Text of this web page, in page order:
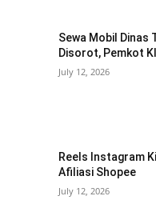
Sewa Mobil Dinas
Disorot, Pemkot
July 12, 2026
Reels Instagram
Afiliasi Shopee
July 12, 2026